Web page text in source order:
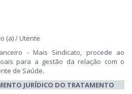
(a) / Utente
- Mais Sindicato, procede ao
para a gestão da relação com o
de Saúde.
JURÍDICO DO TRATAMENTO